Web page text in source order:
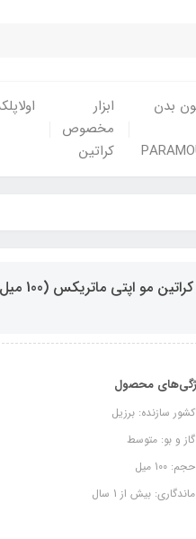
بدن
ابزار
مخصوص
کراتین
کراتین مو اپتی ماتریکس (100 میل)OPTIMUM MATRIZ
محصول
کشور سازنده: برزیل
گاز و بو: متوسط
حجم: 100 میل
ماندگاری: بیش از 1 سال